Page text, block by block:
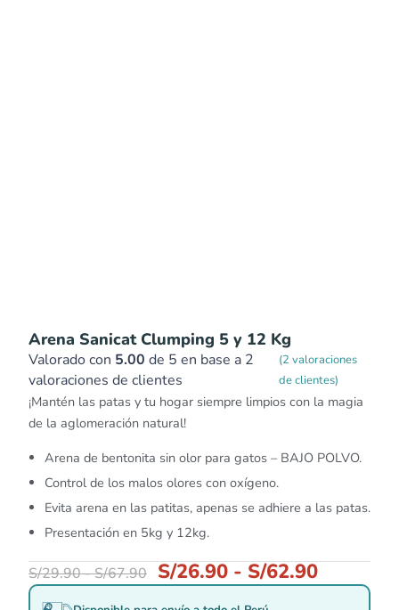
Arena Sanicat Clumping 5 y 12 Kg
Valorado con 5.00 de 5 en base a 2
valoraciones de clientes
(2 valoraciones
de clientes)
¡Mantén las patas y tu hogar siempre limpios con la magia
de la aglomeración natural!
Arena de bentonita sin olor para gatos – BAJO POLVO.
Control de los malos olores con oxígeno.
Evita arena en las patitas, apenas se adhiere a las patas.
Presentación en 5kg y 12kg.
S/29.90-S/67.90 S/26.90 - S/62.90